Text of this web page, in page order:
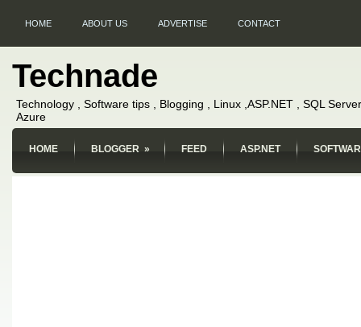
HOME ABOUT US ADVERTISE CONTACT
Technade
Technology , Software tips , Blogging , Linux ,ASP.NET , SQL
Azure
HOME BLOGGER » FEED ASP.NET